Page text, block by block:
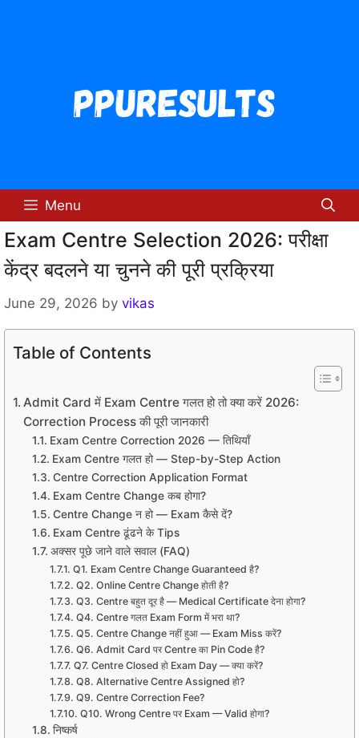
Menu
Exam Centre Selection 2026: परीक्षा
केंद्र बदलने या चुनने की पूरी प्रक्रिया
June 29, 2026 by vikas
Table of Contents
Admit Card में Exam Centre गलत हो तो क्या करें 2026:
Correction Process की पूरी जानकारी
Exam Centre Correction 2026 — तिथियाँ
Exam Centre गलत हो — Step-by-Step Action
Centre Correction Application Format
Exam Centre Change कब होगा?
Centre Change न हो — Exam कैसे दें?
Exam Centre ढूंढने के Tips
अक्सर पूछे जाने वाले सवाल (FAQ)
Q1. Exam Centre Change Guaranteed है?
Q2. Online Centre Change होती है?
Q3. Centre बहुत दूर है — Medical Certificate देना होगा?
Q4. Centre गलत Exam Form में भरा था?
Q5. Centre Change नहीं हुआ — Exam Miss करें?
Q6. Admit Card पर Centre का Pin Code है?
Q7. Centre Closed हो Exam Day — क्या करें?
Q8. Alternative Centre Assigned हो?
Q9. Centre Correction Fee?
Q10. Wrong Centre पर Exam — Valid होगा?
निष्कर्ष